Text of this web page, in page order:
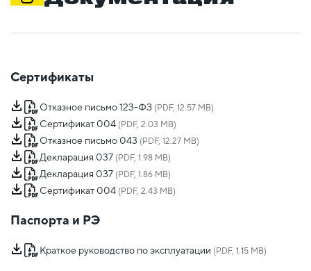
Сертификаты
Отказное письмо 123-ФЗ (PDF, 12.57 MB)
Сертификат 004 (PDF, 2.03 MB)
Отказное письмо 043 (PDF, 12.27 MB)
Декларация 037 (PDF, 1.98 MB)
Декларация 037 (PDF, 1.86 MB)
Сертификат 004 (PDF, 2.43 MB)
Паспорта и РЭ
Краткое руководство по эксплуатации (PDF, 1.15 MB)